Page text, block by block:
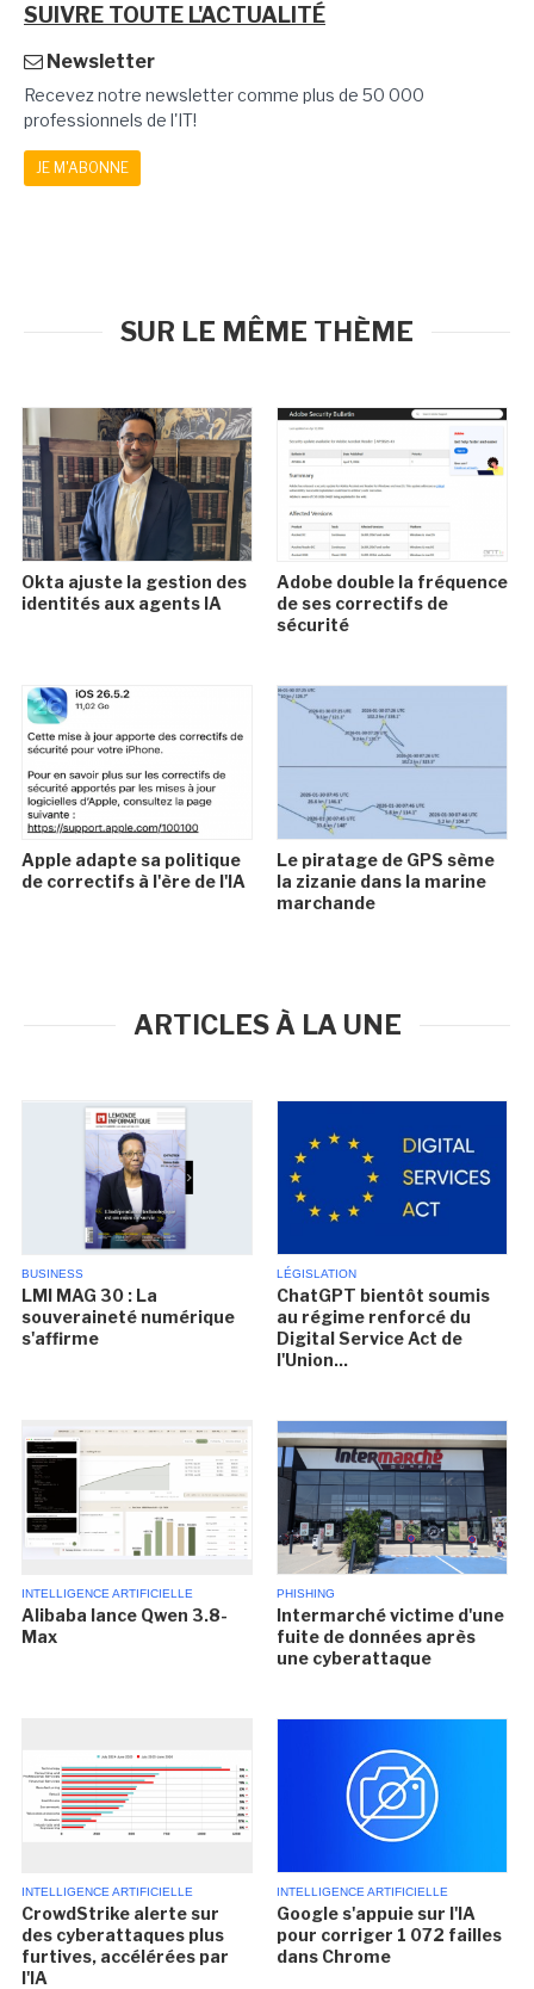
SUIVRE TOUTE L'ACTUALITÉ
Newsletter
Recevez notre newsletter comme plus de 50 000
professionnels de l'IT!
JE M'ABONNE
SUR LE MÊME THÈME
Okta ajuste la gestion des
identités aux agents IA
Adobe double la fréquence
de ses correctifs de
sécurité
Apple adapte sa politique
de correctifs à l'ère de l'IA
Le piratage de GPS sème
la zizanie dans la marine
marchande
ARTICLES À LA UNE
BUSINESS
LMI MAG 30 : La
souveraineté numérique
s'affirme
LÉGISLATION
ChatGPT bientôt soumis
au régime renforcé du
Digital Service Act de
l'Union...
INTELLIGENCE ARTIFICIELLE
Alibaba lance Qwen 3.8-
Max
PHISHING
Intermarché victime d'une
fuite de données après
une cyberattaque
INTELLIGENCE ARTIFICIELLE
CrowdStrike alerte sur
des cyberattaques plus
furtives, accélérées par
l'IA
INTELLIGENCE ARTIFICIELLE
Google s'appuie sur l'IA
pour corriger 1 072 failles
dans Chrome